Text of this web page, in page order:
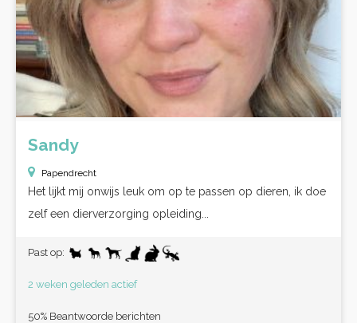
Sandy
Papendrecht
Het lijkt mij onwijs leuk om op te passen op dieren, ik doe
zelf een dierverzorging opleiding...
Past op:
2 weken geleden actief
50% Beantwoorde berichten